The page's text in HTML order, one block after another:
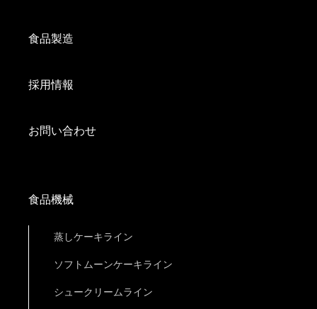
食品製造
採用情報
お問い合わせ
食品機械
蒸しケーキライン
ソフトムーンケーキライン
シュークリームライン